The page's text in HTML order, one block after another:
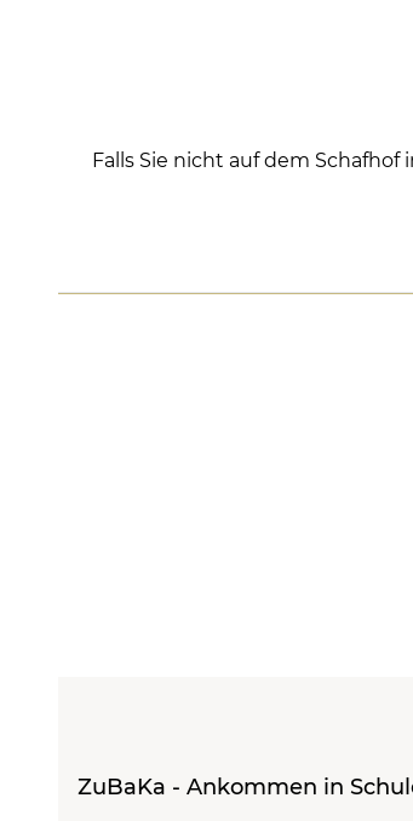
Falls Sie nicht auf dem
ZuBaKa - Ankommen in